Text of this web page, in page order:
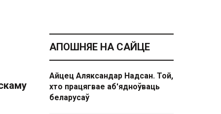
АПОШНЯЕ НА САЙЦЕ
Айцец Аляксандар Надсан. Той,
хто працягвае аб'ядноўваць
беларусаў